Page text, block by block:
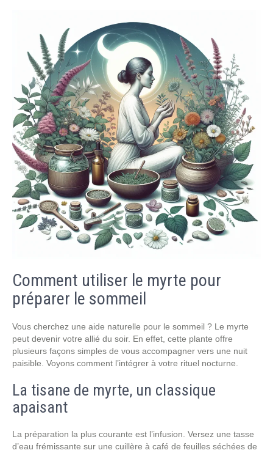
Comment utiliser le myrte pour
préparer le sommeil
Vous cherchez une aide naturelle pour le sommeil ? Le myrte
peut devenir votre allié du soir. En effet, cette plante offre
plusieurs façons simples de vous accompagner vers une nuit
paisible. Voyons comment l’intégrer à votre rituel nocturne.
La tisane de myrte, un classique
apaisant
La préparation la plus courante est l’infusion. Versez une tasse
d’eau frémissante sur une cuillère à café de feuilles séchées de